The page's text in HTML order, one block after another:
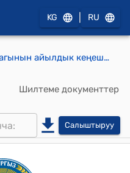
KG RU
Папан айыл аймагынын айылдык кеңешинин 2025-жылдын 10-октябрындагы №3 Папан айыл аймагынын айыл өкмөтүнүн алдындагы муниципалдык ишканасынын техникаларынын иштөө тарифтерин бекитүү жөнүндө токтому
Шилтеме документтер
Салыштыруу